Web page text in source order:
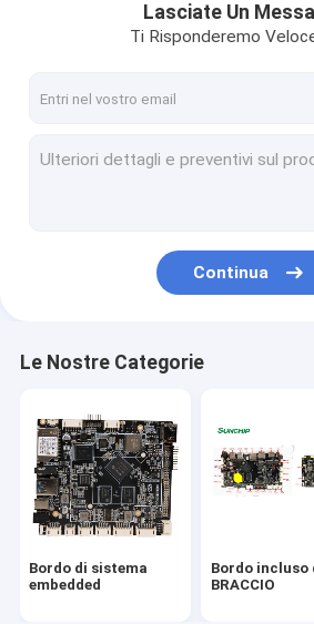
Bordo incluso del BRACCIO
Bordo incluso di Linux
segnaletica digitale interattiva
Bordo industriale del BRACCIO
Bordo RK3288
Lasciate Un
Ti Risponderemo
Continua
Le Nostre Categorie
Bordo di sistema
embedded
Bordo incluso
BRACCIO